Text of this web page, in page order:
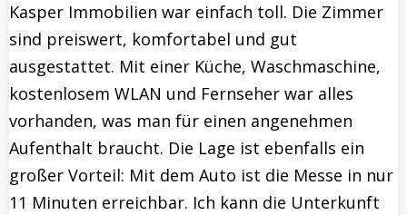
Kasper Immobilien war einfach toll. Die Zimmer
sind preiswert, komfortabel und gut
ausgestattet. Mit einer Küche, Waschmaschine,
kostenlosem WLAN und Fernseher war alles
vorhanden, was man für einen angenehmen
Aufenthalt braucht. Die Lage ist ebenfalls ein
großer Vorteil: Mit dem Auto ist die Messe in nur
11 Minuten erreichbar. Ich kann die Unterkunft